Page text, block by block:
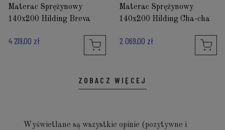
Materac Sprężynowy
140x200 Hilding Breva
4 219,00 zł
Materac Sprężynowy
140x200 Hilding Cha-cha
2 069,00 zł
ZOBACZ WIĘCEJ
Wyświetlane są wszystkie opinie (pozytywne i